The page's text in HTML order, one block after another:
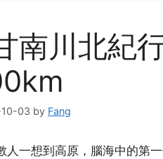
南川北紀
03 by Fang
人一想到高原，腦海中的第